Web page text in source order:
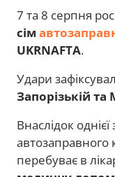
7 та 8 серпня
сім
UKRNAFTA.
Удари
Запорізькій та
Внаслідок
автозаправного
перебуває в